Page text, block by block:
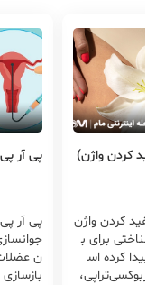
کردن واژن)
کردن واژن
برای ب
کرده اس
پی آر
ن